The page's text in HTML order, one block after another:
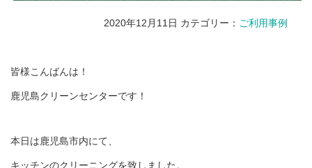
2020年12月11日 カテゴリー： ご利用事例
皆様こんばんは！
鹿児島クリーンセンターです！
本日は鹿児島市内にて、
キッチンのクリーニングを致しました。